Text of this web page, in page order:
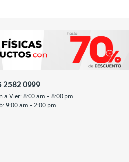
2582 0999
a Vier: 8:00 am - 8:00 pm
9:00 am - 2:00 pm